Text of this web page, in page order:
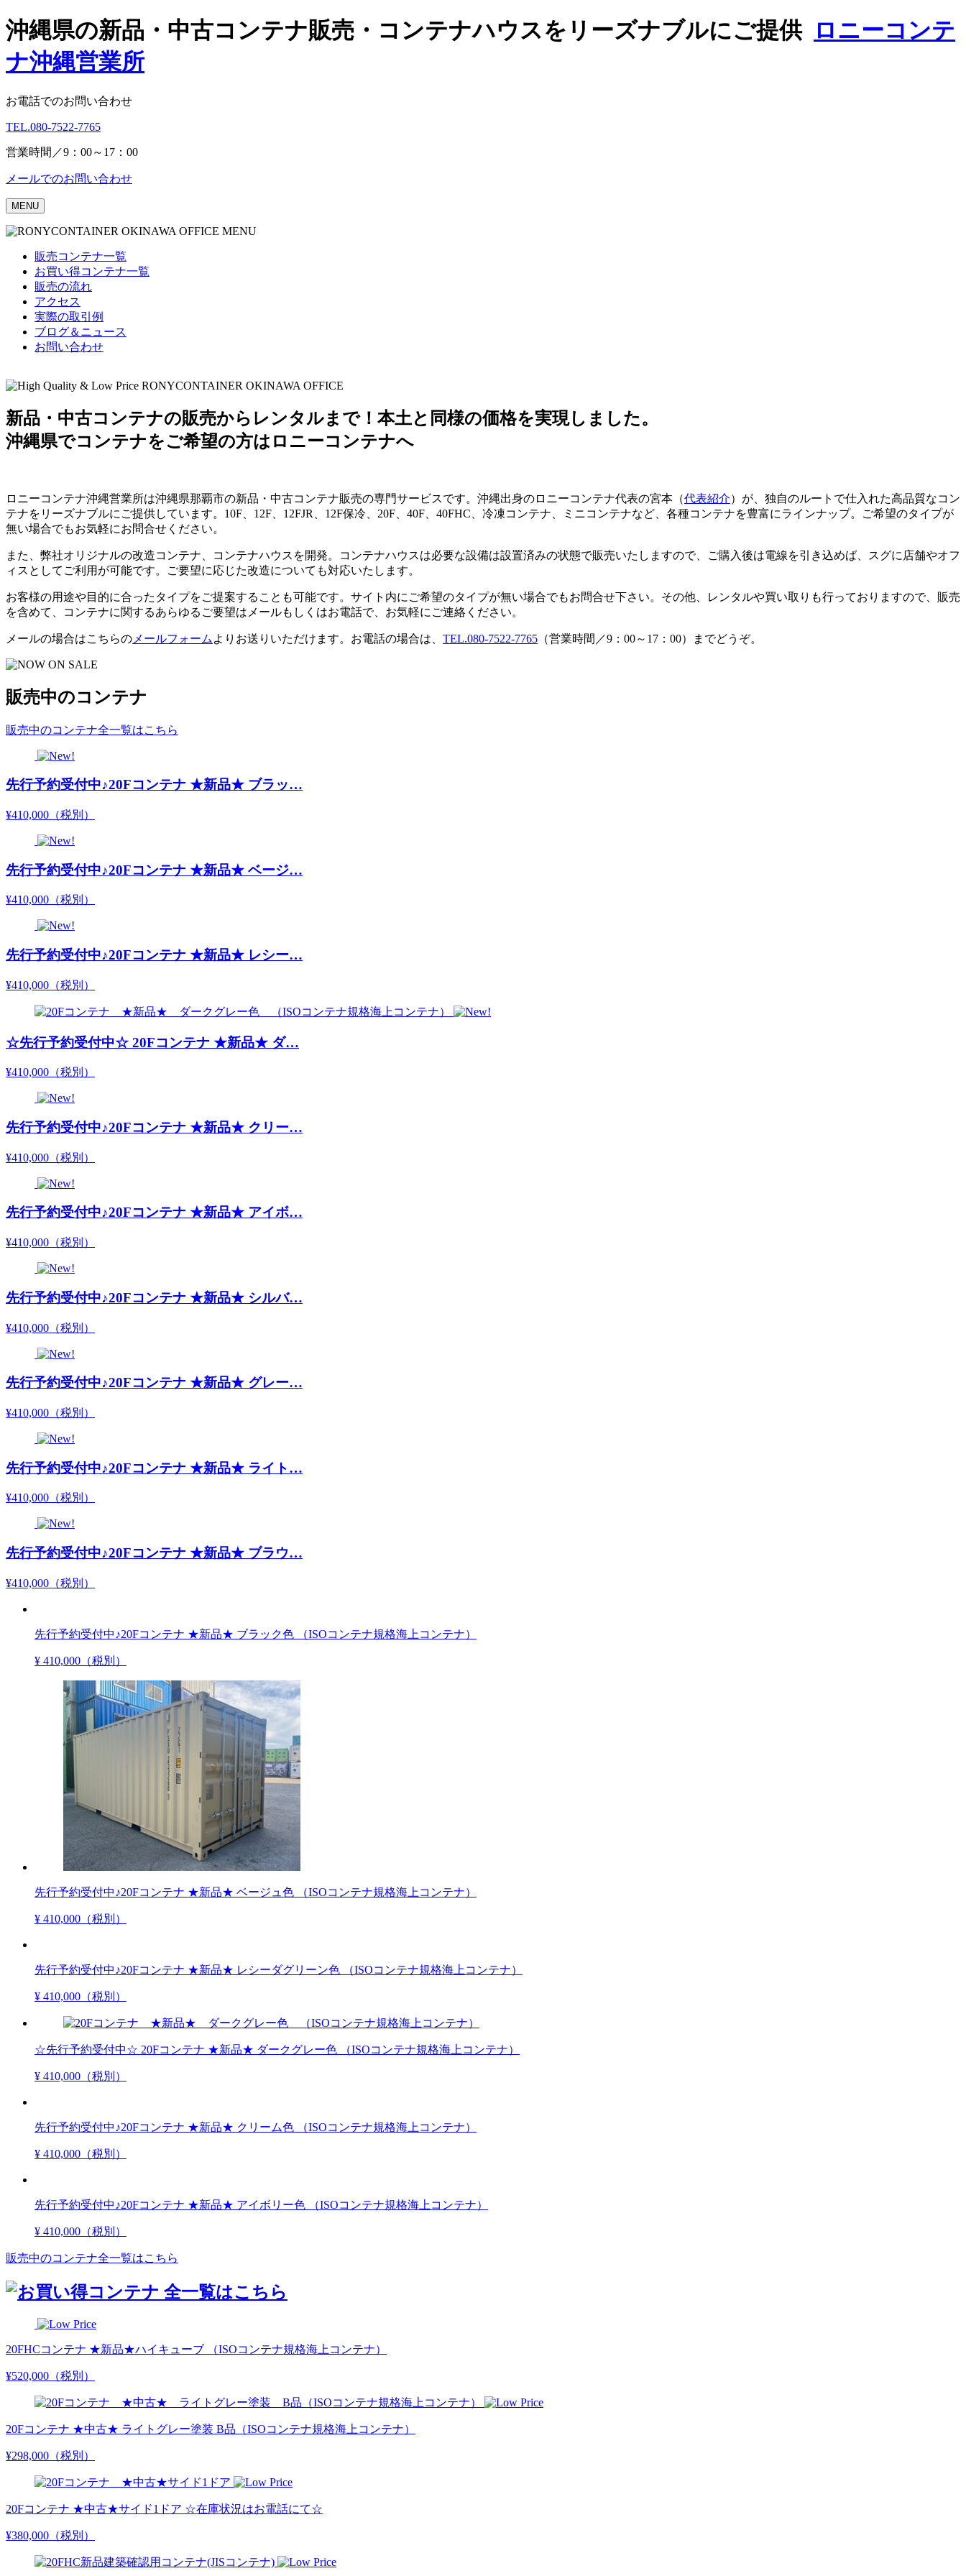
Skip
to
content
沖縄県の新品・中古コンテナ販売・コンテナハウスをリーズナブルにご提供 ロニーコンテ
ナ沖縄営業所
お電話でのお問い合わせ
TEL.080-7522-7765
営業時間／9：00～17：00
メールでのお問い合わせ
MENU
販売コンテナ一覧
お買い得コンテナ一覧
販売の流れ
アクセス
実際の取引例
ブログ＆ニュース
お問い合わせ
新品・中古コンテナの販売からレンタルまで！本土と同様の価格を実現しました。
沖縄県でコンテナをご希望の方はロニーコンテナへ
ロニーコンテナ沖縄営業所は沖縄県那覇市の新品・中古コンテナ販売の専門サービスです。沖縄出身のロニーコンテナ代表の宮本（代表紹介）が、独自のルートで仕入れた高品質なコン
テナをリーズナブルにご提供しています。10F、12F、12FJR、12F保冷、20F、40F、40FHC、冷凍コンテナ、ミニコンテナなど、各種コンテナを豊富にラインナップ。ご希望のタイプが
無い場合でもお気軽にお問合せください。
また、弊社オリジナルの改造コンテナ、コンテナハウスを開発。コンテナハウスは必要な設備は設置済みの状態で販売いたしますので、ご購入後は電線を引き込めば、スグに店舗やオフ
ィスとしてご利用が可能です。ご要望に応じた改造についても対応いたします。
お客様の用途や目的に合ったタイプをご提案することも可能です。サイト内にご希望のタイプが無い場合でもお問合せ下さい。その他、レンタルや買い取りも行っておりますので、販売
を含めて、コンテナに関するあらゆるご要望はメールもしくはお電話で、お気軽にご連絡ください。
メールの場合はこちらの メールフォーム よりお送りいただけます。お電話の場合は、 TEL.080-7522-7765 （営業時間／9：00～17：00）までどうぞ。
販売中のコンテナ
販売中のコンテナ全一覧はこちら
先行予約受付中♪20Fコンテナ ★新品★ ブラッ…
¥410,000 （税別）
先行予約受付中♪20Fコンテナ ★新品★ ベージ…
¥410,000 （税別）
先行予約受付中♪20Fコンテナ ★新品★ レシー…
¥410,000 （税別）
☆先行予約受付中☆ 20Fコンテナ ★新品★ ダ…
¥410,000 （税別）
先行予約受付中♪20Fコンテナ ★新品★ クリー…
¥410,000 （税別）
先行予約受付中♪20Fコンテナ ★新品★ アイボ…
¥410,000 （税別）
先行予約受付中♪20Fコンテナ ★新品★ シルバ…
¥410,000 （税別）
先行予約受付中♪20Fコンテナ ★新品★ グレー…
¥410,000 （税別）
先行予約受付中♪20Fコンテナ ★新品★ ライト…
¥410,000 （税別）
先行予約受付中♪20Fコンテナ ★新品★ ブラウ…
¥410,000 （税別）
先行予約受付中♪20Fコンテナ ★新品★ ブラック色 （ISOコンテナ規格海上コンテナ）
¥ 410,000 （税別）
先行予約受付中♪20Fコンテナ ★新品★ ベージュ色 （ISOコンテナ規格海上コンテナ）
¥ 410,000 （税別）
先行予約受付中♪20Fコンテナ ★新品★ レシーダグリーン色 （ISOコンテナ規格海上コンテナ）
¥ 410,000 （税別）
☆先行予約受付中☆ 20Fコンテナ ★新品★ ダークグレー色 （ISOコンテナ規格海上コンテナ）
¥ 410,000 （税別）
先行予約受付中♪20Fコンテナ ★新品★ クリーム色 （ISOコンテナ規格海上コンテナ）
¥ 410,000 （税別）
先行予約受付中♪20Fコンテナ ★新品★ アイボリー色 （ISOコンテナ規格海上コンテナ）
¥ 410,000 （税別）
販売中のコンテナ全一覧はこちら
20FHCコンテナ ★新品★ハイキューブ （ISOコンテナ規格海上コンテナ）
¥520,000 （税別）
20Fコンテナ ★中古★ ライトグレー塗装 B品（ISOコンテナ規格海上コンテナ）
¥298,000 （税別）
20Fコンテナ ★中古★サイド1ドア ☆在庫状況はお電話にて☆
¥380,000 （税別）